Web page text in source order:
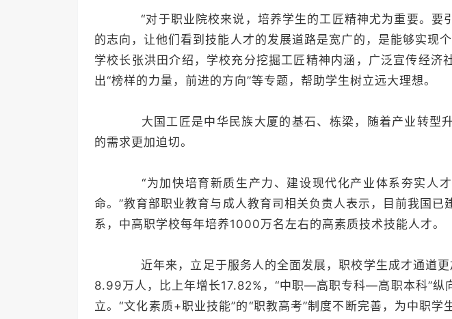
“对于职业院校来说，培养学生的工匠精神尤为重要。要
的志向，让他们看到技能人才的发展道路是宽广的，是能够实现
学校长张洪田介绍，学校充分挖掘工匠精神内涵，广泛宣传经济
出“榜样的力量，前进的方向”等专题，帮助学生树立远大理想。
大国工匠是中华民族大厦的基石、栋梁，随着产业转型
的需求更加迫切。
“为加快培育新质生产力、建设现代化产业体系夯实人
命。”教育部职业教育与成人教育司相关负责人表示，目前我国已
系，中高职学校每年培养1000万名左右的高素质技术技能人才。
近年来，立足于服务人的全面发展，职校学生成才通道更
8.99万人，比上年增长17.82%，“中职—高职专科—高职本科”纵
立。“文化素质+职业技能”的“职教高考”制度不断完善，为中职